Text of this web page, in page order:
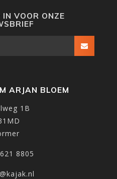
IN VOOR ONZE
ARJAN BLOEM
1B
8805